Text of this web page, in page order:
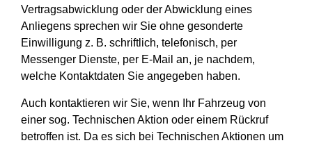
Vertragsabwicklung oder der Abwicklung eines
Anliegens sprechen wir Sie ohne gesonderte
Einwilligung z. B. schriftlich, telefonisch, per
Messenger Dienste, per E-Mail an, je nachdem,
welche Kontaktdaten Sie angegeben haben.
Auch kontaktieren wir Sie, wenn Ihr Fahrzeug von
einer sog. Technischen Aktion oder einem Rückruf
betroffen ist. Da es sich bei Technischen Aktionen um